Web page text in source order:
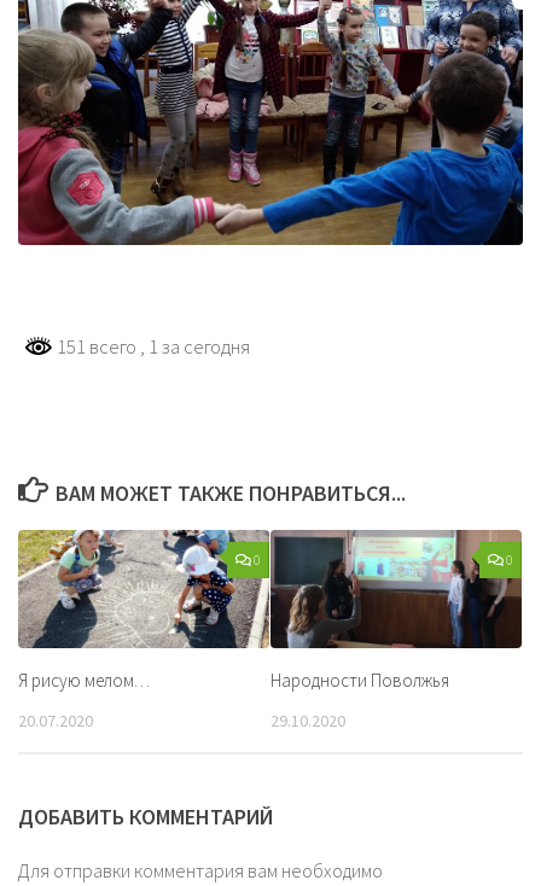
151 всего , 1 за сегодня
ВАМ МОЖЕТ ТАКЖЕ ПОНРАВИТЬСЯ...
0
Я рисую мелом…
20.07.2020
0
Народности Поволжья
29.10.2020
ДОБАВИТЬ КОММЕНТАРИЙ
Для отправки комментария вам необходимо